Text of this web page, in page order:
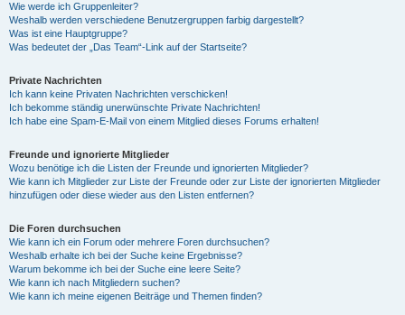
Wie werde ich Gruppenleiter?
Weshalb werden verschiedene Benutzergruppen farbig dargestellt?
Was ist eine Hauptgruppe?
Was bedeutet der „Das Team“-Link auf der Startseite?
Private Nachrichten
Ich kann keine Privaten Nachrichten verschicken!
Ich bekomme ständig unerwünschte Private Nachrichten!
Ich habe eine Spam-E-Mail von einem Mitglied dieses Forums erhalten!
Freunde und ignorierte Mitglieder
Wozu benötige ich die Listen der Freunde und ignorierten Mitglieder?
Wie kann ich Mitglieder zur Liste der Freunde oder zur Liste der ignorierten Mitglieder
hinzufügen oder diese wieder aus den Listen entfernen?
Die Foren durchsuchen
Wie kann ich ein Forum oder mehrere Foren durchsuchen?
Weshalb erhalte ich bei der Suche keine Ergebnisse?
Warum bekomme ich bei der Suche eine leere Seite?
Wie kann ich nach Mitgliedern suchen?
Wie kann ich meine eigenen Beiträge und Themen finden?